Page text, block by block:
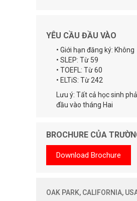
YÊU CẦU ĐẦU VÀO
• Giới hạn đăng ký: Không
• SLEP: Từ 59
• TOEFL: Từ 60
• ELTiS: Từ 242
Lưu ý: Tất cả học sinh
đầu vào tháng Hai
BROCHURE CỦA
Download Brochure
OAK PARK, CALIFORNIA,